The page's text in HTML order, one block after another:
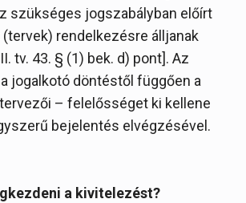
szükséges jogszabályban előírt
rendelkezésre álljanak
tv. 43. § (1) bek. d) pont]. Az
jogalkotó döntéstől függően a
– felelősséget ki kellene
bejelentés elvégzésével.
a kivitelezést?